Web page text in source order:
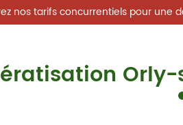
nos tarifs concurrentiels pour